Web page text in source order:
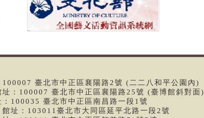
臺北市中正區襄陽路2號 (二二八和平公園內)
：100007 臺北市中正區襄陽路25號 (臺博館斜對面)
100035 臺北市中正區南昌路一段1號
址：103011臺北市大同區延平北路一段2號